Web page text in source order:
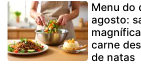
Menu do
agosto:
carne
de natas